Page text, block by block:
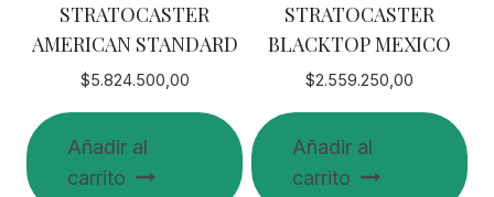
STRATOCASTER
AMERICAN STANDARD
$5.824.500,00
Añadir al
carrito
STRATOCASTER
BLACKTOP MEXICO
$2.559.250,00
Añadir al
carrito